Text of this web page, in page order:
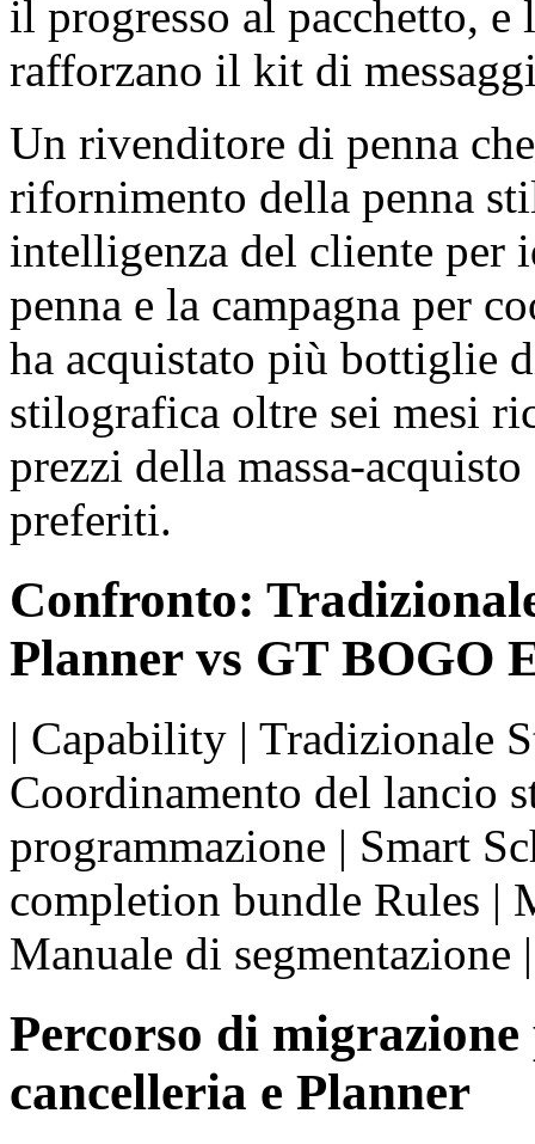
il progresso al pacchetto,
rafforzano il kit di
Un rivenditore di penna
rifornimento della penna
intelligenza del cliente per
penna e la campagna per
ha acquistato più bottiglie
stilografica oltre sei mesi
prezzi della massa-
preferiti.
Confronto:
Planner vs GT BOGO
| Capability | Tradizionale
Coordinamento del lancio
programmazione | Smart
completion bundle Rules |
Manuale di segmentazione |
Percorso di
cancelleria e Planner